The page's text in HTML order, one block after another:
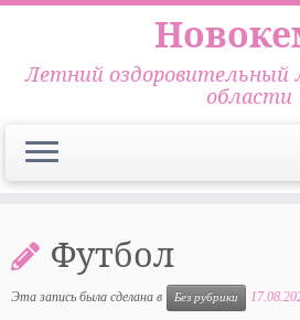
содержимому
Летний оздоровительный
области
Футбол
Эта запись была сделана в Без рубрики